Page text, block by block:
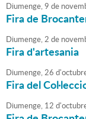
Diumenge,9 de
Fira de
Diumenge,2 de
Fira d'artesania
Diumenge,26 d'
Fira del
Diumenge, 12 d'